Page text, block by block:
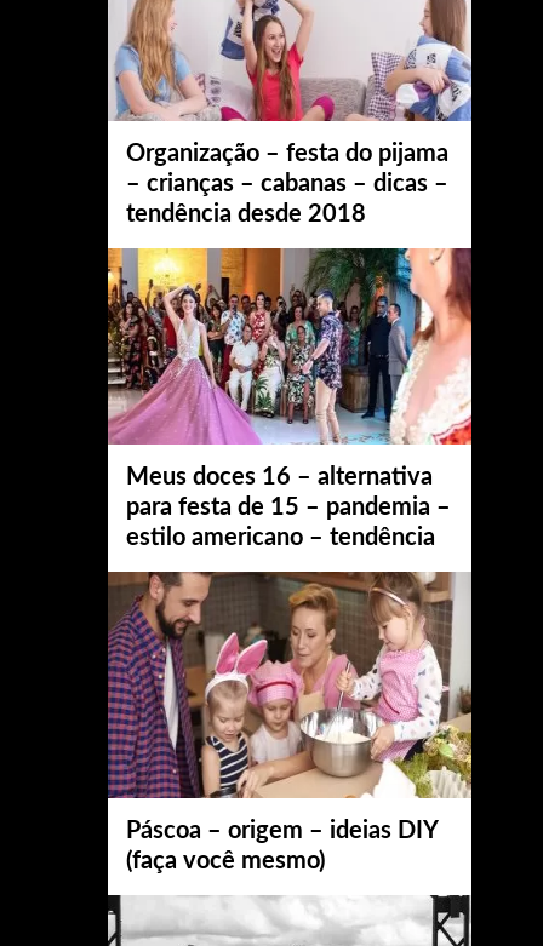
Organização – festa do pijama
– crianças – cabanas – dicas –
tendência desde 2018
Meus doces 16 – alternativa
para festa de 15 – pandemia –
estilo americano – tendência
Páscoa – origem – ideias DIY
(faça você mesmo)